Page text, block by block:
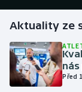
Golf
Gymnastika
Házená
Aktuality ze
Před